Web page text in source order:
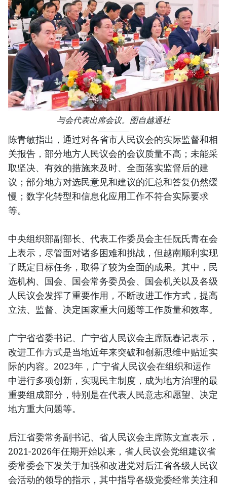
与会代表出席会议。图自越通社
陈青敏指出，通过对各省市人民议会的实际监督和相
关报告，部分地方人民议会的会议质量不高；未能采
取坚决、有效的措施来及时、全面落实监督后的建
议；部分地方对选民意见和建议的汇总和答复仍然缓
慢；数字化转型和信息化应用工作不符合实际要求
等。
中央组织部副部长、代表工作委员会主任阮氏青在会
上表示，尽管面对诸多困难和挑战，但越南顺利实现
了既定目标任务，取得了较为全面的成果。其中，民
选机构、国会、国会常务委员会、国会机关以及各级
人民议会发挥了重要作用，不断改进工作方式，提高
立法、监督、决定国家重大问题等工作质量和效率。
广宁省省委书记、广宁省人民议会主席阮春记表示，
改进工作方式是当地近年来突破和创新思维中贴近实
际的内容。2023年，广宁省人民议会在组织和运作
中进行多项创新，实现民主制度，成为地方治理的最
重要组成部分，特别是在代表人民意志和愿望、决定
地方重大问题等。
后江省委常务副书记、省人民议会主席陈文宣表示，
2021-2026年任期开始以来，省人民议会党组建议省
委常委会下发关于加强和改进党对后江省各级人民议
会活动的领导的指示，其中指导各级党委经常关注和